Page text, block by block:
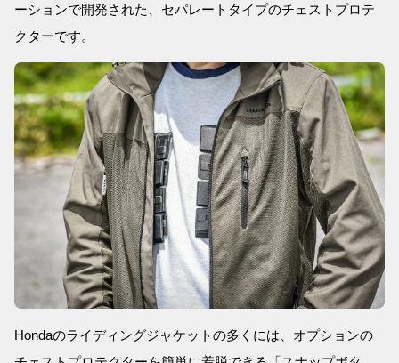
ーションで開発された、セパレートタイプのチェストプロテ
クターです。
Hondaのライディングジャケットの多くには、オプションの